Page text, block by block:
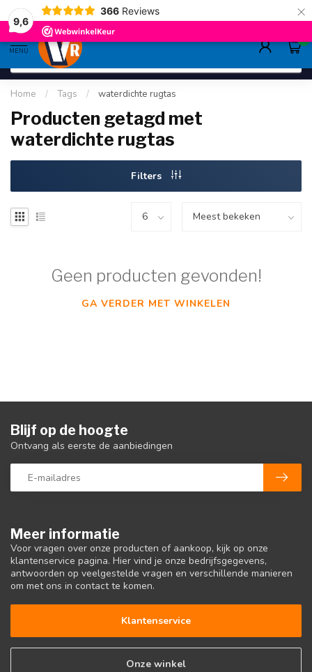
9,6
366 Reviews ×
gratis verzending>80,-
MENU
0
Home / Tags / waterdichte rugtas
Producten getagd met
waterdichte rugtas
Filters
Geen producten gevonden!
GA VERDER MET WINKELEN
Meer informatie
Voor vragen over onze producten of aankoop, kijk op onze
klantenservice pagina. Hier vind je onze bedrijfsgegevens,
antwoorden op veelgestelde vragen en verschillende manieren
om met ons in contact te komen.
Klantenservice
Onze winkel
Blijf op de hoogte
Ontvang als eerste de aanbiedingen